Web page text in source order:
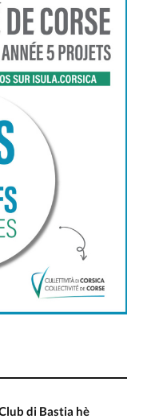
di Bastia hè